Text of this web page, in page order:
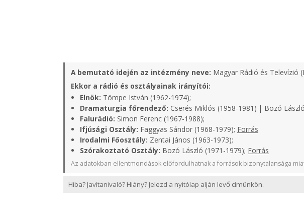
A bemutató idején az intézmény neve: Magyar Rádió és Televízió
Ekkor a rádió és osztályainak irányítói:
Elnök: Tömpe István (1962-1974);
Dramaturgia főrendező: Cserés Miklós (1958-1981) | Bozó
Falurádió: Simon Ferenc (1967-1988);
Ifjúsági Osztály: Faggyas Sándor (1968-1979); Forrás
Irodalmi Főosztály: Zentai János (1963-1973);
Szórakoztató Osztály: Bozó László (1971-1979); Forrás
Az adatokban ellentmondások előfordulhatnak a források bizonytalansága
Hiba? Javítanivaló? Hiány? Jelezd a nyitólap alján levő címünkön.